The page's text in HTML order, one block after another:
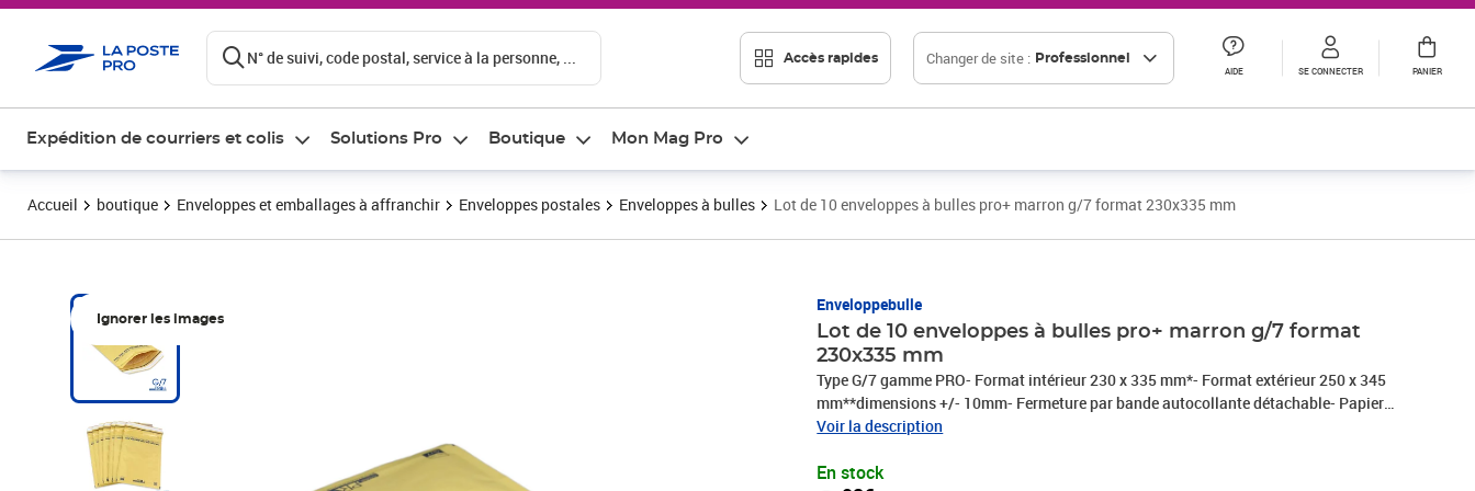
N° de suivi, code postal, service à la personne, ... Accès rapides Changer de site : Professionnel
AIDE SE CONNECTER PANIER
Expédition de courriers et colis Solutions Pro Boutique Mon Mag Pro
Accueil boutique Enveloppes et emballages à affranchir Enveloppes postales Enveloppes à bulles Lot de 10 enveloppes à bulles pro+ marron g/7 format 230x335 mm
Ignorer les images
Enveloppebulle
Lot de 10 enveloppes à bulles pro+ marron g/7 format
230x335 mm
Type G/7 gamme PRO- Format intérieur 230 x 335 mm*- Format extérieur 250 x 345
mm**dimensions +/- 10mm- Fermeture par bande autocollante détachable- Papier
kraft blanc ou brun 80 g/m2- Film bulles d'air polyéthylène 10 couches superposées
mmType Format intérieur* Format extérieur* Exemples d'utilisationA/1 90x165mm
Voir la description
En stock
Prix 3,92€